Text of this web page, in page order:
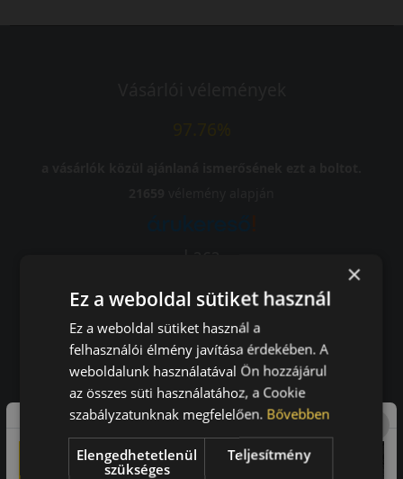
A bolt vásárlója
Minden tökéletesen működik.
×
Ez a weboldal sütiket használ
Ez a weboldal sütiket használ a
felhasználói élmény javítása érdekében. A
weboldalunk használatával Ön hozzájárul
az összes süti használatához, a Cookie
szabályzatunknak megfelelően. Bővebben
Elengedhetetlenül
szükséges
Teljesítmény